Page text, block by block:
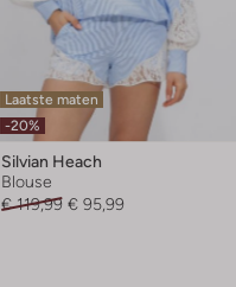
Laatste maten
-20%
Silvian Heach
Blouse
€ 119,99 € 95,99